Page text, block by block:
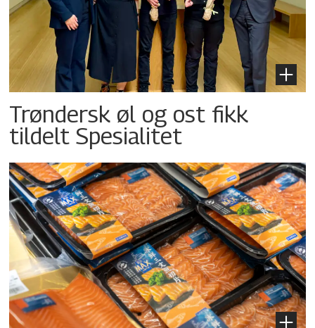
Trøndersk øl og ost fikk
tildelt Spesialitet